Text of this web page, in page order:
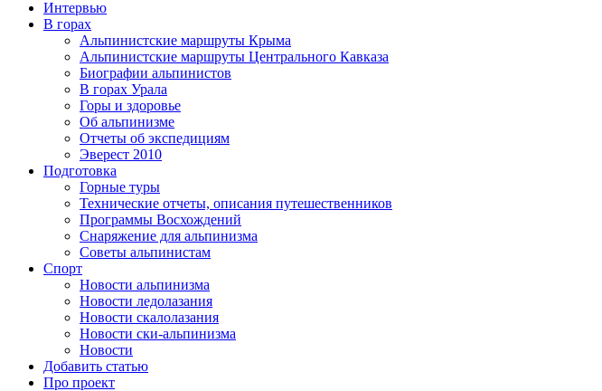
Интервью
В горах
Альпинистские маршруты Крыма
Альпинистские маршруты Центрального Кавказа
Биографии альпинистов
В горах Урала
Горы и здоровье
Об альпинизме
Отчеты об экспедициям
Эверест 2010
Подготовка
Горные туры
Технические отчеты, описания путешественников
Программы Восхождений
Снаряжение для альпинизма
Советы альпинистам
Спорт
Новости альпинизма
Новости ледолазания
Новости скалолазания
Новости ски-альпинизма
Новости
Добавить статью
Про проект